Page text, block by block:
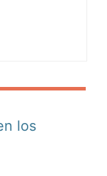
los